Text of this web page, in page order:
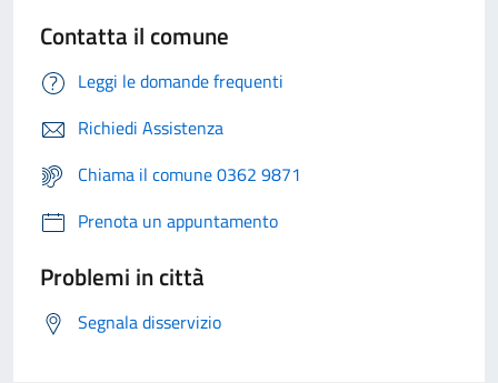
Contatta il comune
Leggi le domande frequenti
Richiedi Assistenza
Chiama il comune 0362 9871
Prenota un appuntamento
Problemi in città
Segnala disservizio